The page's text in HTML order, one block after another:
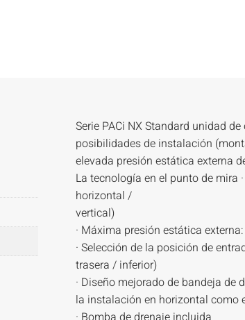
Serie PACi NX Standard unidad
posibilidades de instalación
elevada presión estática externa
La tecnología en el punto de mira
horizontal /
vertical)
· Máxima presión estática
· Selección de la posición de
trasera / inferior)
· Diseño mejorado de bandeja de
la instalación en horizontal como